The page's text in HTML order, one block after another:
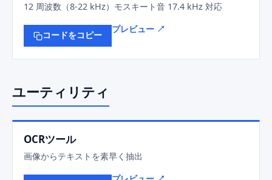
12 周波数（8-22 kHz）モスキート音 17.4 kHz 対応
コードをコピー
プレビュー ↗
ユーティリティ
OCRツール
画像からテキストを素早く抽出